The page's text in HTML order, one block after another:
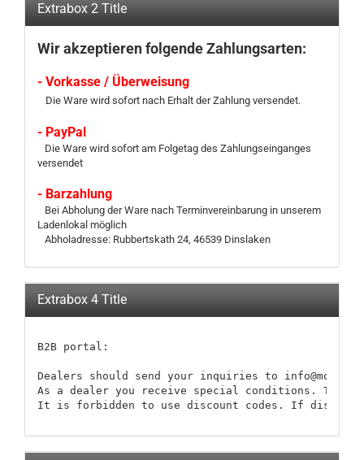
Extrabox 2 Title
Wir akzeptieren folgende Zahlungsarten:
- Vorkasse / Überweisung
Die Ware wird sofort nach Erhalt der Zahlung versendet.
- PayPal
Die Ware wird sofort am Folgetag des Zahlungseinganges
versendet
- Barzahlung
Bei Abholung der Ware nach Terminvereinbarung in unserem
Ladenlokal möglich
Abholadresse: Rubbertskath 24, 46539 Dinslaken
Extrabox 4 Title
B2B portal:
Dealers should send your inquiries to
As a dealer you receive special conditions.
It is forbidden to use discount codes. If discount